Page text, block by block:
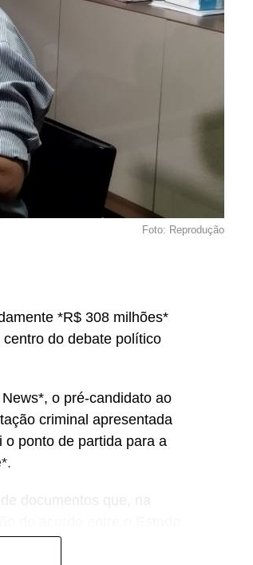
Foto: Reprodução
*R$ 308 milhões*
do debate político
o pré-candidato ao
criminal apresentada
o ponto de partida para a
documentos que, na